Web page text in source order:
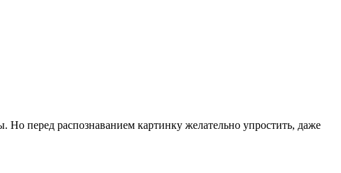
перед распознаванием картинку желательно упростить, даже